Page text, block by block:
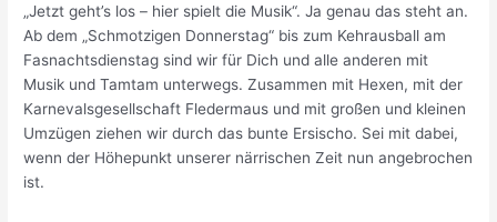
„Jetzt geht’s los – hier spielt die Musik“. Ja genau das steht an.
Ab dem „Schmotzigen Donnerstag“ bis zum Kehrausball am
Fasnachtsdienstag sind wir für Dich und alle anderen mit
Musik und Tamtam unterwegs. Zusammen mit Hexen, mit der
Karnevalsgesellschaft Fledermaus und mit großen und kleinen
Umzügen ziehen wir durch das bunte Ersischo. Sei mit dabei,
wenn der Höhepunkt unserer närrischen Zeit nun angebrochen
ist.